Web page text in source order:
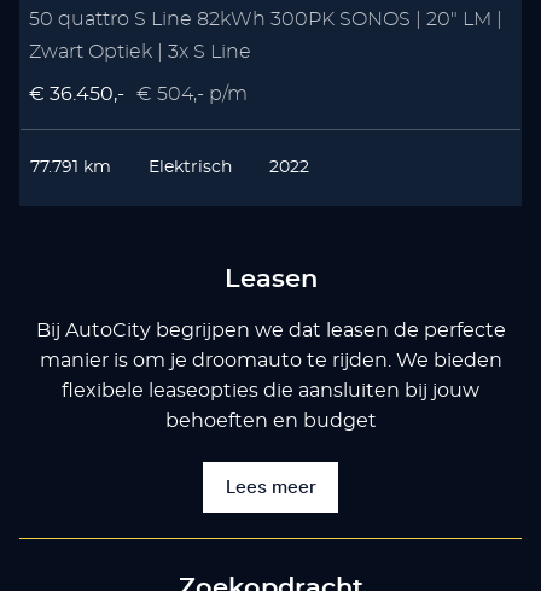
50 quattro S Line 82kWh 300PK SONOS | 20" LM |
Zwart Optiek | 3x S Line
€ 36.450,- € 504,- p/m
77.791 km Elektrisch 2022
Leasen
Bij AutoCity begrijpen we dat leasen de perfecte
manier is om je droomauto te rijden. We bieden
flexibele leaseopties die aansluiten bij jouw
behoeften en budget
Lees meer